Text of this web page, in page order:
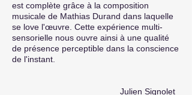
est complète grâce à la composition
musicale de Mathias Durand dans laquelle
se love l'œuvre. Cette expérience multi-
sensorielle nous ouvre ainsi à une qualité
de présence perceptible dans la conscience
de l'instant.
Julien Signolet